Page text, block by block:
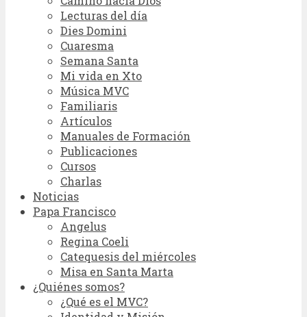
Lecturas del día
Dies Domini
Cuaresma
Semana Santa
Mi vida en Xto
Música MVC
Familiaris
Artículos
Manuales de Formación
Publicaciones
Cursos
Charlas
Noticias
Papa Francisco
Angelus
Regina Coeli
Catequesis del miércoles
Misa en Santa Marta
¿Quiénes somos?
¿Qué es el MVC?